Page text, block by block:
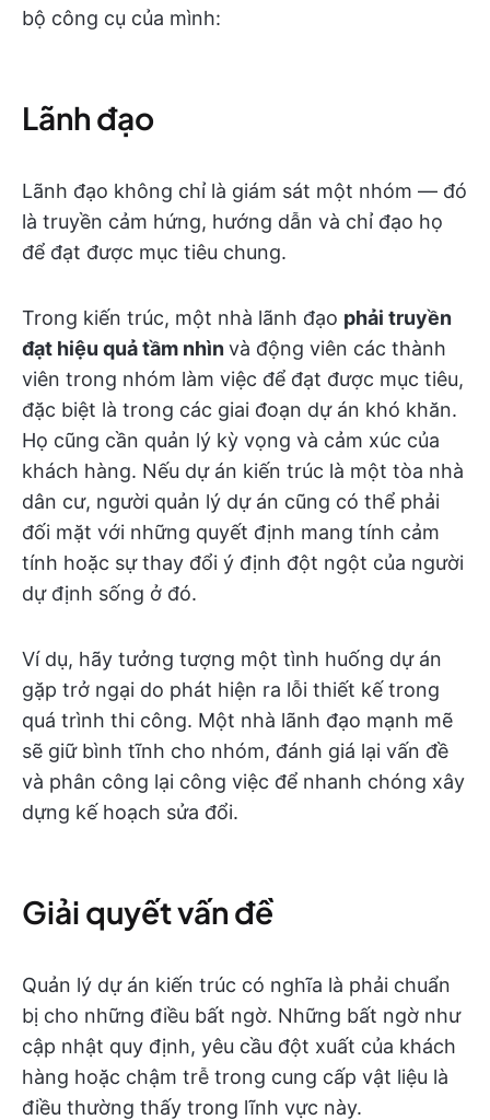
bộ công cụ của mình:
Lãnh đạo
Lãnh đạo không chỉ là giám sát một nhóm — đó
là truyền cảm hứng, hướng dẫn và chỉ đạo họ
để đạt được mục tiêu chung.
Trong kiến trúc, một nhà lãnh đạo phải truyền
đạt hiệu quả tầm nhìnvà động viên các thành
viên trong nhóm làm việc để đạt được mục tiêu,
đặc biệt là trong các giai đoạn dự án khó khăn.
Họ cũng cần quản lý kỳ vọng và cảm xúc của
khách hàng. Nếu dự án kiến trúc là một tòa nhà
dân cư, người quản lý dự án cũng có thể phải
đối mặt với những quyết định mang tính cảm
tính hoặc sự thay đổi ý định đột ngột của người
dự định sống ở đó.
Ví dụ, hãy tưởng tượng một tình huống dự án
gặp trở ngại do phát hiện ra lỗi thiết kế trong
quá trình thi công. Một nhà lãnh đạo mạnh mẽ
sẽ giữ bình tĩnh cho nhóm, đánh giá lại vấn đề
và phân công lại công việc để nhanh chóng xây
dựng kế hoạch sửa đổi.
Giải quyết vấn đề
Quản lý dự án kiến trúc có nghĩa là phải chuẩn
bị cho những điều bất ngờ. Những bất ngờ như
cập nhật quy định, yêu cầu đột xuất của khách
hàng hoặc chậm trễ trong cung cấp vật liệu là
điều thường thấy trong lĩnh vực này.